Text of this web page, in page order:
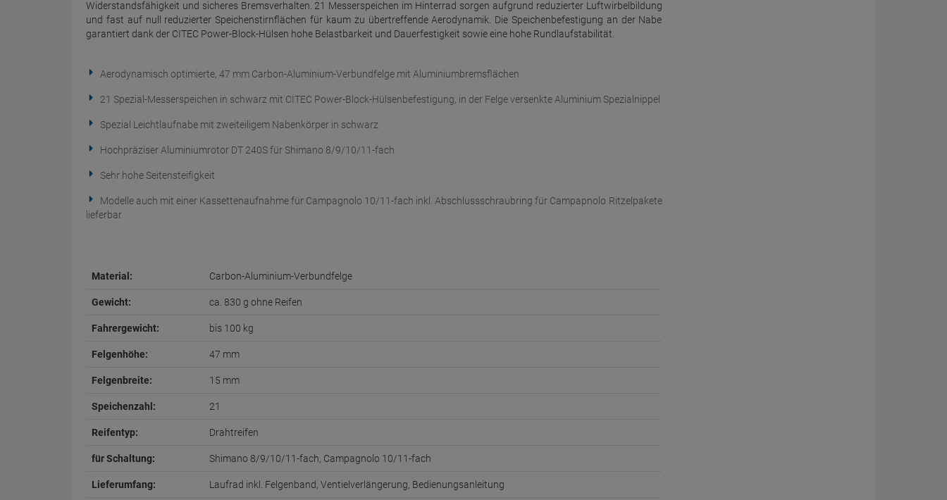
Widerstandsfähigkeit und sicheres Bremsverhalten. 21 Messerspeichen im Hinterrad sorgen aufgrund reduzierter Luftwirbelbildung
und fast auf null reduzierter Speichenstirnflächen für kaum zu übertreffende Aerodynamik. Die Speichenbefestigung an der Nabe
garantiert dank der CITEC Power-Block-Hülsen hohe Belastbarkeit und Dauerfestigkeit sowie eine hohe Rundlaufstabilität.
Aerodynamisch optimierte, 47 mm Carbon-Aluminium-Verbundfelge mit Aluminiumbremsflächen
21 Spezial-Messerspeichen in schwarz mit CITEC Power-Block-Hülsenbefestigung, in der Felge versenkte Aluminium Spezialnippel
Spezial Leichtlaufnabe mit zweiteiligem Nabenkörper in schwarz
Hochpräziser Aluminiumrotor DT 240S für Shimano 8/9/10/11-fach
Sehr hohe Seitensteifigkeit
Modelle auch mit einer Kassettenaufnahme für Campagnolo 10/11-fach inkl. Abschlussschraubring für Campapnolo Ritzelpakete
lieferbar
Material: Carbon-Aluminium-Verbundfelge
Gewicht: ca. 830 g ohne Reifen
Fahrergewicht: bis 100 kg
Felgenhöhe: 47 mm
Felgenbreite: 15 mm
Speichenzahl: 21
Reifentyp: Drahtreifen
für Schaltung: Shimano 8/9/10/11-fach, Campagnolo 10/11-fach
Lieferumfang: Laufrad inkl. Felgenband, Ventielverlängerung, Bedienungsanleitung